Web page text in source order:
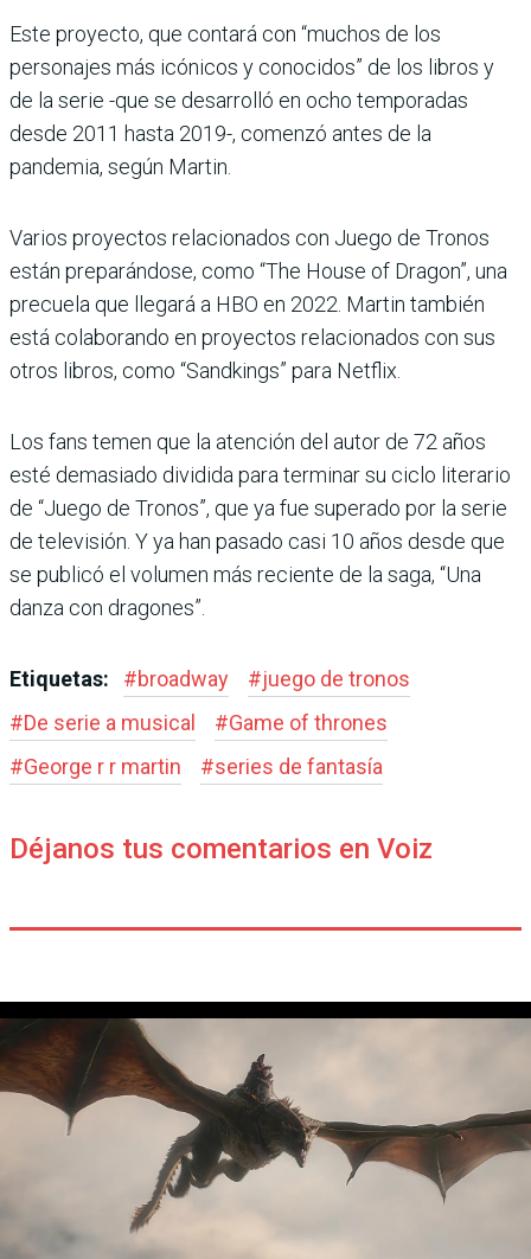
Este proyecto, que contará con “muchos de los
personajes más icónicos y conocidos” de los libros y
de la serie -que se desarrolló en ocho temporadas
desde 2011 hasta 2019-, comenzó antes de la
pandemia, según Martin.
Varios proyectos relacionados con Juego de Tronos
están preparándose, como “The House of Dragon”, una
precuela que llegará a HBO en 2022. Martin también
está colaborando en proyectos relacionados con sus
otros libros, como “Sandkings” para Netflix.
Los fans temen que la atención del autor de 72 años
esté demasiado dividida para terminar su ciclo literario
de “Juego de Tronos”, que ya fue superado por la serie
de televisión. Y ya han pasado casi 10 años desde que
se publicó el volumen más reciente de la saga, “Una
danza con dragones”.
Etiquetas: #broadway #juego de tronos
#De serie a musical #Game of thrones
#George r r martin #series de fantasía
Déjanos tus comentarios en Voiz